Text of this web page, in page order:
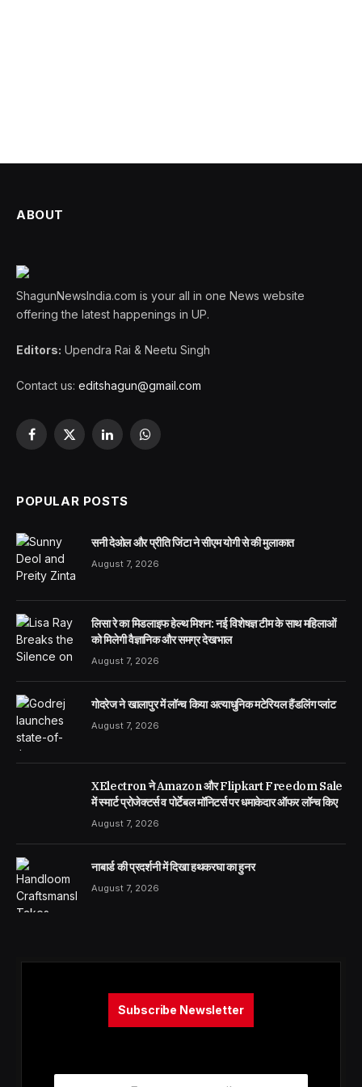
ABOUT
ShagunNewsIndia.com is your all in one News website
offering the latest happenings in UP.
Editors: Upendra Rai & Neetu Singh
Contact us: editshagun@gmail.com
Facebook
X
LinkedInWhatsApp
POPULAR POSTS
सनी देओल और प्रीति जिंटा ने सीएम योगी से की मुलाकात
August 7, 2026
लिसा रे का मिडलाइफ हेल्थ मिशन: नई विशेषज्ञ टीम के साथ महिलाओं
को मिलेगी वैज्ञानिक और समग्र देखभाल
August 7, 2026
गोदरेज ने खालापुर में लॉन्च किया अत्याधुनिक मटेरियल हैंडलिंग प्लांट
August 7, 2026
XElectron ने Amazon और Flipkart Freedom Sale
में स्मार्ट प्रोजेक्टर्स व पोर्टेबल मॉनिटर्स पर धमाकेदार ऑफर लॉन्च किए
August 7, 2026
नाबार्ड की प्रदर्शनी में दिखा हथकरघा का हुनर
August 7, 2026
Subscribe Newsletter
E